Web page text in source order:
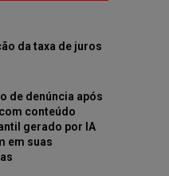
da taxa de juros
de denúncia após
conteúdo
gerado por IA
em suas